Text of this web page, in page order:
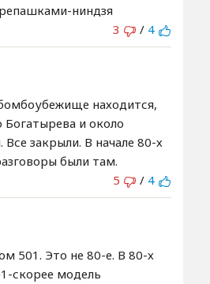
ниндзя
3
/ 4
находится,
и около
закрыли. В начале 80-х
были там.
5
/ 4
501. Это не 80-е. В 80-х
скорее модель